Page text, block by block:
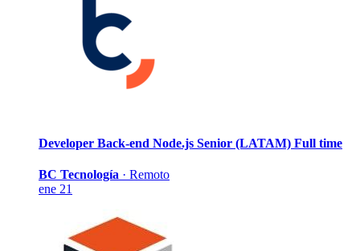
Developer Back-end Node.js Senior (LATAM) Full time
BC Tecnología · Remoto
ene 21